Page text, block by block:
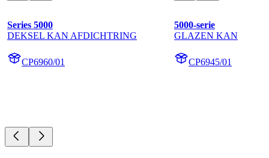
Series 5000
DEKSEL KAN AFDICHTRING
CP6960/01
5000-serie
GLAZEN KAN
CP6945/01